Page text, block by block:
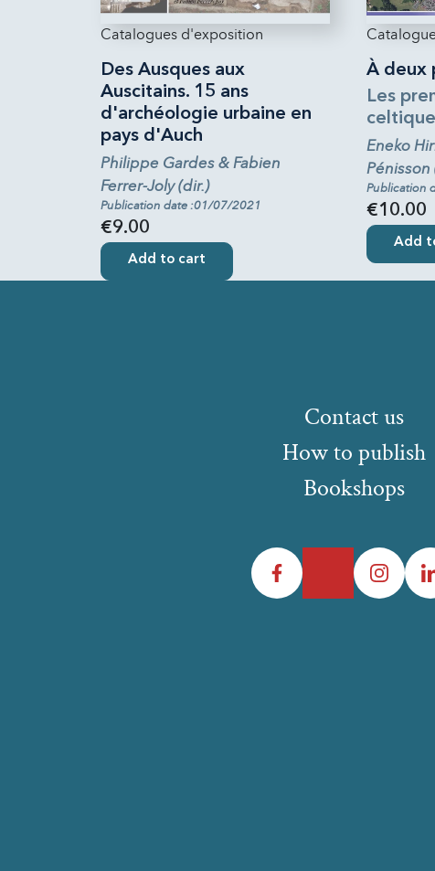
Catalogues d'exposition
Des Ausques aux
Auscitains. 15 ans
d'archéologie urbaine en
pays d'Auch
Philippe Gardes & Fabien
Ferrer-Joly (dir.)
Publication date :01/07/2021
€9.00
Add to cart
À deux
Les
Eneko
Pénisson
Publication
€10.00
Add
How to publish
Bookshops
Contact us
Facebook Instagram